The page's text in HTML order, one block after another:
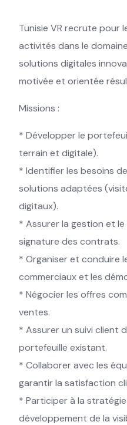
Tunisie VR recrute pour
activités dans le
solutions digitales
motivée et orientée
Missions :
* Développer le
terrain et digitale).
* Identifier les besoins
solutions adaptées
digitaux).
* Assurer la gestion et le
signature des contrats.
* Organiser et conduire
commerciaux et les
* Négocier les offres
ventes.
* Assurer un suivi client
portefeuille existant.
* Collaborer avec les
garantir la satisfaction
* Participer à la
développement de la